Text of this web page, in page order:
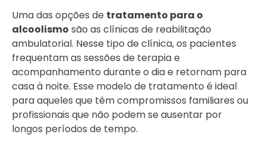
Uma das opções de tratamento para o
alcoolismo são as clínicas de reabilitação
ambulatorial. Nesse tipo de clínica, os pacientes
frequentam as sessões de terapia e
acompanhamento durante o dia e retornam para
casa à noite. Esse modelo de tratamento é ideal
para aqueles que têm compromissos familiares ou
profissionais que não podem se ausentar por
longos períodos de tempo.